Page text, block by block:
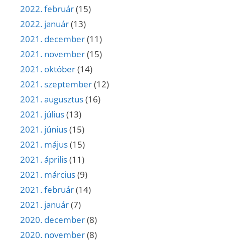
2022. február(15)
2022. január(13)
2021. december(11)
2021. november(15)
2021. október(14)
2021. szeptember(12)
2021. augusztus(16)
2021. július(13)
2021. június(15)
2021. május(15)
2021. április(11)
2021. március(9)
2021. február(14)
2021. január(7)
2020. december(8)
2020. november(8)